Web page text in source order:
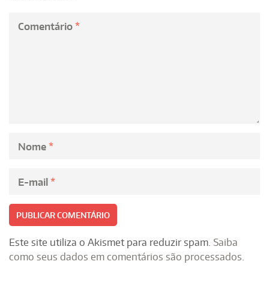
Comentário *
Nome *
E-mail *
Este site utiliza o Akismet para reduzir spam. Saiba
como seus dados em comentários são processados